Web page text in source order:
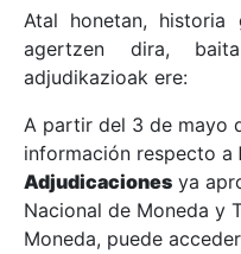
Erakutsi/Ezkutatu
Erakutsi/Ezkutatu
Erakutsi/Ezkutatu
Erakutsi/Ezkutatu
Atal honetan, historia
agertzen dira,
adjudikazioak ere:
A partir del 3 de mayo
información respecto a
Adjudicaciones ya
Nacional de Moneda y
Moneda, puede